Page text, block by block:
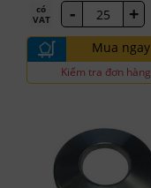
có
VAT
- +
Mua ngay
Kiểm tra đơn hàng